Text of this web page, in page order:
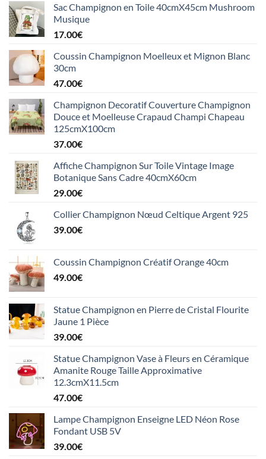
Sac Champignon en Toile 40cmX45cm Mushroom
Musique
17.00€
Coussin Champignon Moelleux et Mignon Blanc
30cm
47.00€
Champignon Decoratif Couverture Champignon
Douce et Moelleuse Crapaud Champi Chapeau
125cmX100cm
37.00€
Affiche Champignon Sur Toile Vintage Image
Botanique Sans Cadre 40cmX60cm
29.00€
Collier Champignon Nœud Celtique Argent 925
39.00€
Coussin Champignon Créatif Orange 40cm
49.00€
Statue Champignon en Pierre de Cristal Flourite
Jaune 1 Pièce
39.00€
Statue Champignon Vase à Fleurs en Céramique
Amanite Rouge Taille Approximative
12.3cmX11.5cm
47.00€
Lampe Champignon Enseigne LED Néon Rose
Fondant USB 5V
39.00€